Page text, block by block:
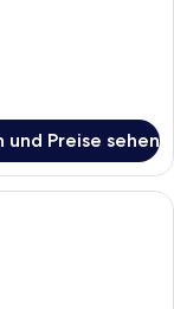
und Preise sehen
mit Bett,